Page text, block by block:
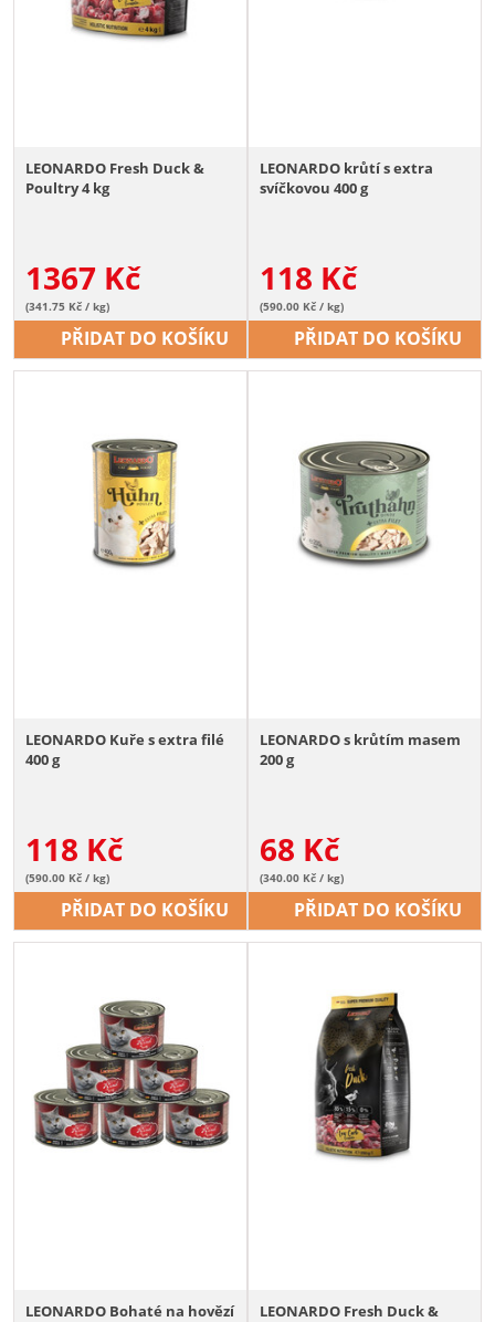
LEONARDO Fresh Duck &
Poultry 4 kg
1367 Kč
(341.75 Kč / kg)
PŘIDAT DO KOŠÍKU
LEONARDO krůtí s extra
svíčkovou 400 g
118 Kč
(590.00 Kč / kg)
PŘIDAT DO KOŠÍKU
LEONARDO Kuře s extra filé
400 g
118 Kč
(590.00 Kč / kg)
PŘIDAT DO KOŠÍKU
LEONARDO s krůtím masem
200 g
68 Kč
(340.00 Kč / kg)
PŘIDAT DO KOŠÍKU
LEONARDO Bohaté na hovězí
LEONARDO Fresh Duck &